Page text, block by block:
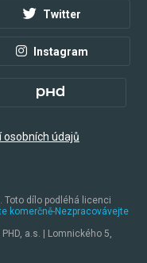
osobních údajů
Twitter
Instagram
Toto dílo podléhá licenci
komerčně-Nezpracovávejte
a.s. | Lomnického 5,